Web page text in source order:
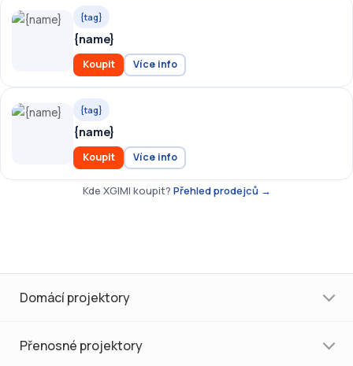
{tag}
{name}
Koupit Více info
{tag}
{name}
Koupit Více info
Kde XGIMI koupit? Přehled prodejců →
Domácí projektory
Přenosné projektory